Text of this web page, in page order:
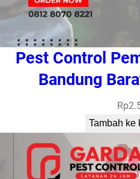
Pest Control
Bandung
Rp
Tambah ke